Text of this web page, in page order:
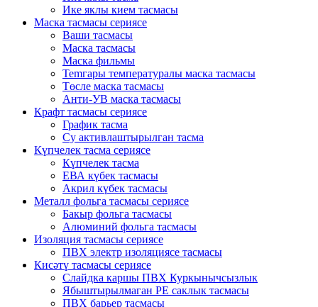
Ике яклы кием тасмасы
Маска тасмасы сериясе
Ваши тасмасы
Маска тасмасы
Маска фильмы
Temгары температуралы маска тасмасы
Төсле маска тасмасы
Анти-УВ маска тасмасы
Крафт тасмасы сериясе
График тасма
Су активлаштырылган тасма
Күпчелек тасма сериясе
Күпчелек тасма
ЕВА күбек тасмасы
Акрил күбек тасмасы
Металл фольга тасмасы сериясе
Бакыр фольга тасмасы
Алюминий фольга тасмасы
Изоляция тасмасы сериясе
ПВХ электр изоляциясе тасмасы
Кисәтү тасмасы сериясе
Слайдка каршы ПВХ Куркынычсызлык
Ябыштырылмаган PE саклык тасмасы
ПВХ барьер тасмасы